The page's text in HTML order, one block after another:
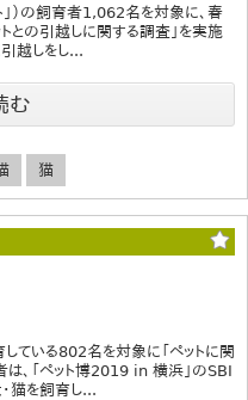
」）の飼育者1,062名を対象に、春
との引越しに関する調査」を実施
越しをし...
む
猫
ている802名を対象に「ペットに関
は、「ペット博2019 in 横浜」のSBI
猫を飼育し...